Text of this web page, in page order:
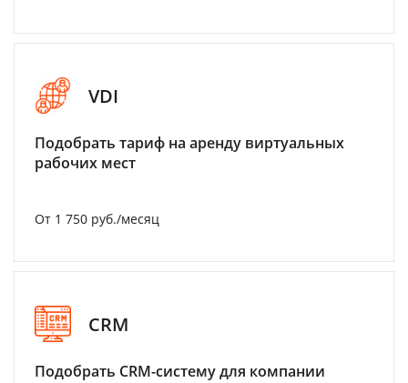
VDI
Подобрать тариф на аренду виртуальных
рабочих мест
От 1 750 руб./месяц
CRM
Подобрать CRM-систему для компании